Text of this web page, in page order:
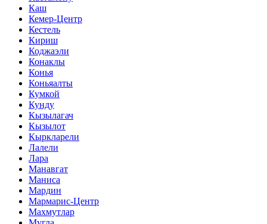
Каш
Кемер-Центр
Кестель
Кириш
Коджаэли
Конаклы
Конья
Коньяалты
Кумкой
Кунду
Кызылагач
Кызылот
Кыркларели
Лалели
Лара
Манавгат
Маниса
Мардин
Мармарис-Центр
Махмутлар